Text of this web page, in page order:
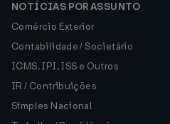
NOTÍCIAS POR ASSUNTO
Comércio Exterior
Contabilidade / Societário
ICMS, IPI, ISS e Outros
IR / Contribuições
Simples Nacional